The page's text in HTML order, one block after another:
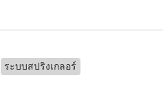
ระบบสปริงเกลอร์